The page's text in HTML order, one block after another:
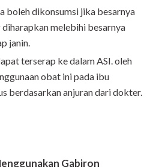
boleh dikonsumsi jika besarnya
melebihi besarnya
janin.
terserap ke dalam ASI. oleh
obat ini pada ibu
berdasarkan anjuran dari dokter.
Gabiron